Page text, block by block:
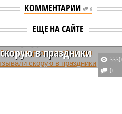
КОММЕНТАРИИ 0
ЕЩЕ НА САЙТЕ
17 тысяч раз
скорую в праздники
По оценке экстренных служб
Петербурга, январские праздники
3330
0